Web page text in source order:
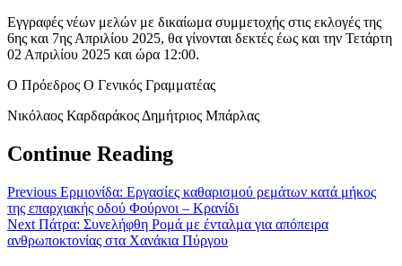
Εγγραφές νέων μελών με δικαίωμα συμμετοχής στις εκλογές της
6ης και 7ης Απριλίου 2025, θα γίνονται δεκτές έως και την Τετάρτη
02 Απριλίου 2025 και ώρα 12:00.
Ο Πρόεδρος Ο Γενικός Γραμματέας
Νικόλαος Καρδαράκος Δημήτριος Μπάρλας
Continue Reading
Previous Ερμιονίδα: Εργασίες καθαρισμού ρεμάτων κατά μήκος
της επαρχιακής οδού Φούρνοι – Κρανίδι
Next Πάτρα: Συνελήφθη Ρομά με ένταλμα για απόπειρα
ανθρωποκτονίας στα Χανάκια Πύργου